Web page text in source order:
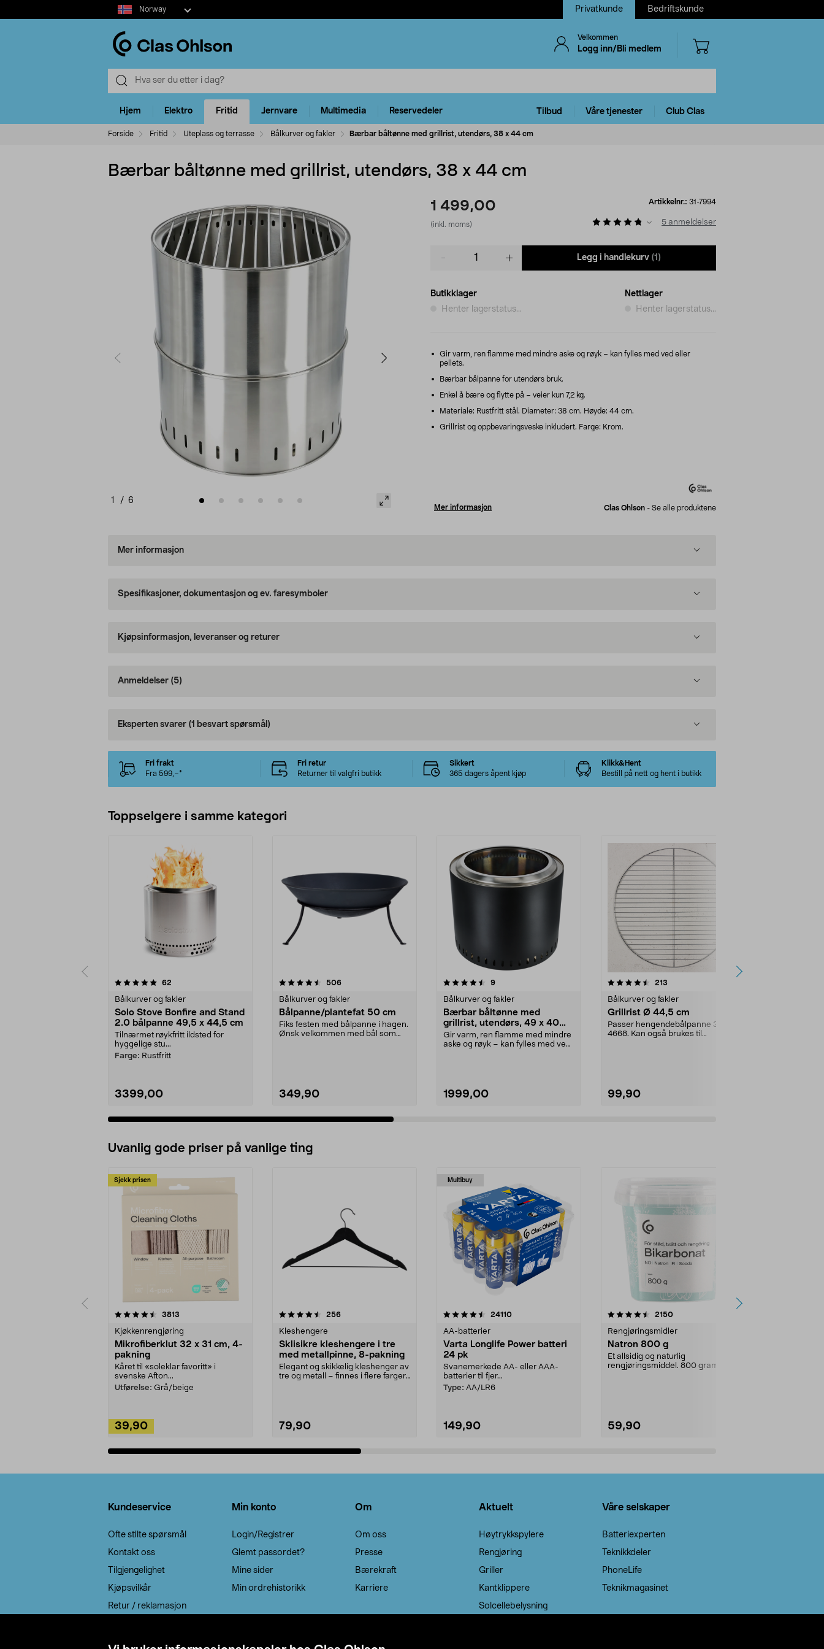
Select
market
Norway Privatkunde Bedriftskunde
Velkommen
Logg inn/Bli medlem
Hjem Elektro Fritid Jernvare Multimedia Reservedeler Tilbud Våre tjenester Club Clas
Forside Fritid Uteplass og terrasse Bålkurver og fakler Bærbar båltønne med grillrist, utendørs, 38 x 44 cm
Bærbar båltønne med grillrist, utendørs, 38 x 44 cm
1 / 6
1 499,00
(inkl. moms)
Artikkelnr.: 31-7994
5 anmeldelser
Legg i handlekurv (1)
Butikklager
Henter lagerstatus...
Nettlager
Henter lagerstatus...
Gir varm, ren flamme med mindre aske og røyk – kan fylles med ved eller
pellets.
Bærbar bålpanne for utendørs bruk.
Enkel å bære og flytte på – veier kun 7,2 kg.
Materiale: Rustfritt stål. Diameter: 38 cm. Høyde: 44 cm.
Grillrist og oppbevaringsveske inkludert. Farge: Krom.
Mer informasjon Clas Ohlson - Se alle produktene
Mer informasjon
Spesifikasjoner, dokumentasjon og ev. faresymboler
Kjøpsinformasjon, leveranser og returer
Anmeldelser (5)
Eksperten svarer (1 besvart spørsmål)
Fri frakt
Fra 599,–*
Fri retur
Returner til valgfri butikk
Sikkert
365 dagers åpent kjøp
Klikk&Hent
Bestill på nett og hent i butikk
Toppselgere i samme kategori
62
Bålkurver og fakler
Solo Stove Bonfire and Stand
2.0 bålpanne 49,5 x 44,5 cm
Tilnærmet røykfritt ildsted for
hyggelige stu...
Farge: Rustfritt
3399,00
4.5 av 5 stjerner 506anmeldelser
Bålkurver og fakler
Bålpanne/plantefat 50 cm
Fiks festen med bålpanne i hagen.
Ønsk velkommen med bål som
349,90
4.5 av 5 stjerner 9anmeldelser
Bålkurver og fakler
Bærbar båltønne med
grillrist, utendørs, 49 x 40
cm
Gir varm, ren flamme med mindre
aske og røyk – kan fylles med ved
1999,00
4.5 av 5 stjerner 213
Bålkurver og fakler
Grillrist Ø 44,5 cm
Passer hengendebålpanne 31-
4668. Kan også brukes til
99,90
4.5 av 5 stjerner
Uvanlig gode priser på vanlige ting
Sjekk prisen
3813
Kjøkkenrengjøring
Mikrofiberklut 32 x 31 cm, 4-
pakning
Kåret til «soleklar favoritt» i
svenske Afton...
Utførelse: Grå/beige
39,90
4.5av 5 stjerner 256anmeldelser
Kleshengere
Sklisikre kleshengere i tre
med metallpinne, 8-pakning
Elegant og skikkelig kleshenger av
tre og metall – finnes i flere farger.
79,90
Multibuy
4.5av 5 stjerner 24110anmeldelser
AA-batterier
Varta Longlife Power batteri
24 pk
Svanemerkede AA- eller AAA-
batterier til fjer...
Type: AA/LR6
149,90
4.5av 5 stjerner 2150anmeldelser
Rengjøringsmidler
Natron 800 g
Et allsidig og naturlig
rengjøringsmiddel. 800 gram
59,90
4.0av 5 stjerner
Kundeservice
Ofte stilte spørsmål
Kontakt oss
Tilgjengelighet
Kjøpsvilkår
Retur / reklamasjon
Min konto
Login/Registrer
Glemt passordet?
Mine sider
Min ordrehistorikk
Om
Om oss
Presse
Bærekraft
Karriere
Aktuelt
Høytrykkspylere
Rengjøring
Griller
Kantklippere
Solcellebelysning
Våre selskaper
Batteriexperten
Teknikkdeler
PhoneLife
Teknikmagasinet